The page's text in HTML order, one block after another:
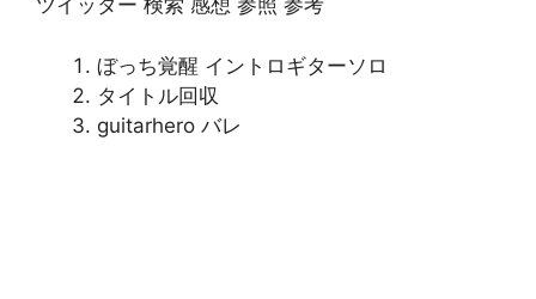
ツイッター 検索 感想 参照 参考
ぼっち覚醒 イントロギターソロ
タイトル回収
guitarhero バレ